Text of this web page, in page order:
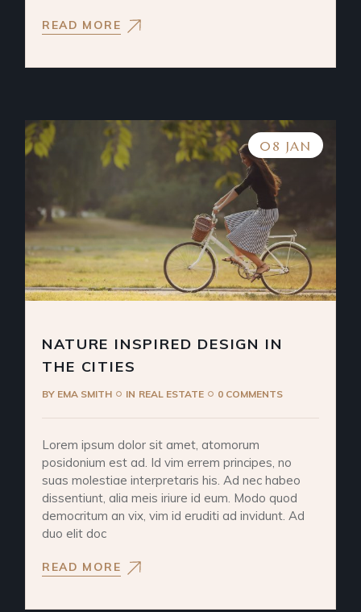
READ MORE
08 JAN
NATURE INSPIRED DESIGN IN
THE CITIES
BY EMA SMITH IN REAL ESTATE 0 COMMENTS
Lorem ipsum dolor sit amet, atomorum
posidonium est ad. Id vim errem principes, no
suas molestiae interpretaris his. Ad nec habeo
dissentiunt, alia meis iriure id eum. Modo quod
democritum an vix, vim id eruditi ad invidunt. Ad
duo elit doc
READ MORE